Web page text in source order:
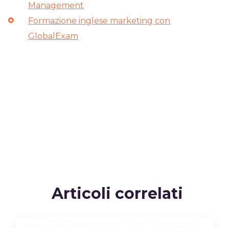
Management
Formazione inglese marketing con
GlobalExam
Articoli correlati